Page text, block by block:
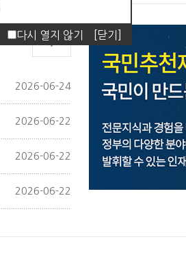
다시 열지 않기 [닫기]
2026-06-24
2026-06-22
2026-06-22
2026-06-22